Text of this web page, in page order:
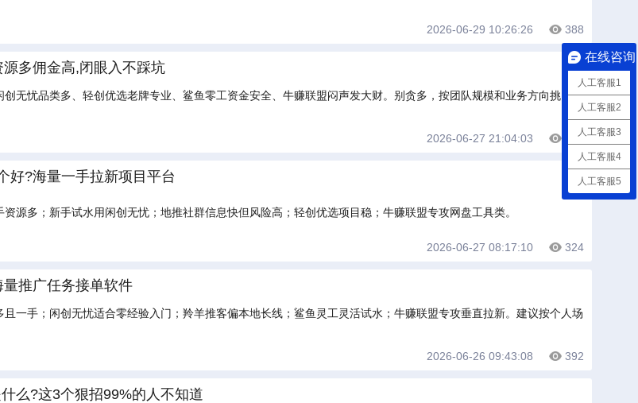
2026-06-29 10:26:26 388
多佣金高,闭眼入不踩坑
无忧品类多、轻创优选老牌专业、鲨鱼零工资金安全、牛赚联盟闷声发大财。别贪多，按团队规模和业务方向挑1-2
2026-06-27 21:04:03 367
好?海量一手拉新项目平台
源多；新手试水用闲创无忧；地推社群信息快但风险高；轻创优选项目稳；牛赚联盟专攻网盘工具类。
2026-06-27 08:17:10 324
推广任务接单软件
一手；闲创无忧适合零经验入门；羚羊推客偏本地长线；鲨鱼灵工灵活试水；牛赚联盟专攻垂直拉新。建议按个人场
2026-06-26 09:43:08 392
么?这3个狠招99%的人不知道
在线咨询
人工客服1
人工客服2
人工客服3
人工客服4
人工客服5